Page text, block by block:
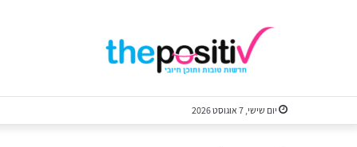
יום שישי, 7 אוגוסט 2026